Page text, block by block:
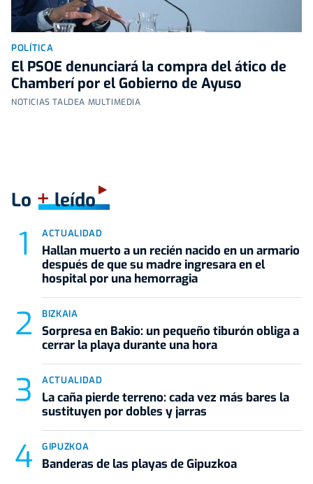
POLÍTICA
El PSOE denunciará la compra del ático de
Chamberí por el Gobierno de Ayuso
NOTICIAS TALDEA MULTIMEDIA
Lo +leído
ACTUALIDAD
Hallan muerto a un recién nacido en un armario
después de que su madre ingresara en el
hospital por una hemorragia
BIZKAIA
Sorpresa en Bakio: un pequeño tiburón obliga a
cerrar la playa durante una hora
ACTUALIDAD
La caña pierde terreno: cada vez más bares la
sustituyen por dobles y jarras
GIPUZKOA
Banderas de las playas de Gipuzkoa